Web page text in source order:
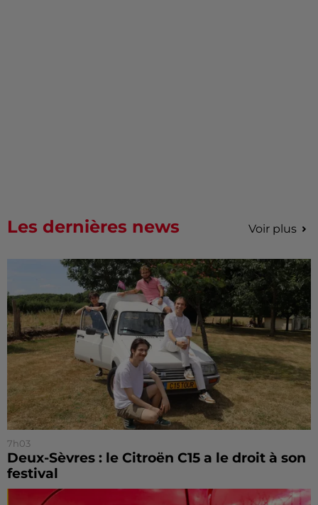
Les dernières news Voir plus
7h03
Deux-Sèvres : le Citroën C15 a le droit à son
festival